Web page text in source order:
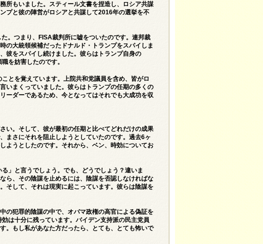
所もいました。スティール文書を捏造し、ロシア共謀
プと彼の陣営がロシアと共謀して2016年の選挙を不
。つまり、FISA裁判所に嘘をついたのです。連邦裁
の大統領候補だったドナルド・トランプをスパイしま
彼をスパイし続けました。彼らはトランプ自身の
を妨害したのです。
とを覚えています。上院共和党議員を含め、皆がロ
いまくっていました。彼らはトランプの任期の多くの
ーダーであるため、今となってはそれでも大成功を収
い。そして、彼が最初の任期と比べてどれだけの成果
まさにそれを阻止しようとしていたのです。過去6ヶ
ようとしたのです。それから、ベン、時効についてお
」と言うでしょう。でも、どうでしょう？違いま
ら、その陰謀を止めるには、陰謀を否認しなければな
そして、それは現実に起こっています。彼らは陰謀を
犯罪的陰謀の中で、オバマ政権の高官による偽証を
は十分に残っています。バイデン支持派の民主党員
。もし私があなた方だったら、とても、とても怖いで